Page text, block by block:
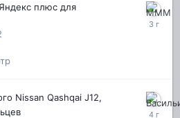
плюс для
Nissan Qashqai J12,